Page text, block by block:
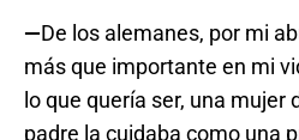
—De los alemanes, por mi
más que importante en mi
lo que quería ser, una mujer
padre la cuidaba como una